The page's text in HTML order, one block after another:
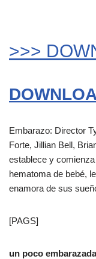
>>>
Embarazo: Director
Forte, Jillian Bell,
establece y
hematoma de bebé,
enamora de sus
[PAGS]
un poco